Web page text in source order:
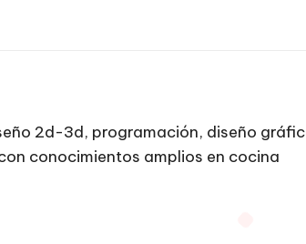
2d-3d, programación, diseño
conocimientos amplios en cocina